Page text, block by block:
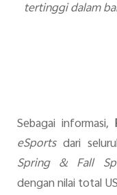
tertinggi dalam
Sebagai informasi,
eSportsdari
Spring & Fall
dengan nilai total